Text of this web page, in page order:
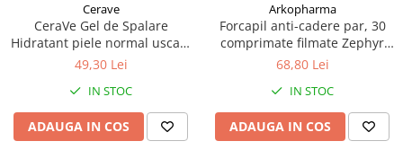
Cerave
CeraVe Gel de Spalare
Hidratant piele normal uscata
236 ml Zephyr Labs
49,30 Lei
IN STOC
ADAUGA IN COS
Arkopharma
Forcapil anti-cadere par, 30
comprimate filmate Zephyr
Labs
68,80 Lei
IN STOC
ADAUGA IN COS